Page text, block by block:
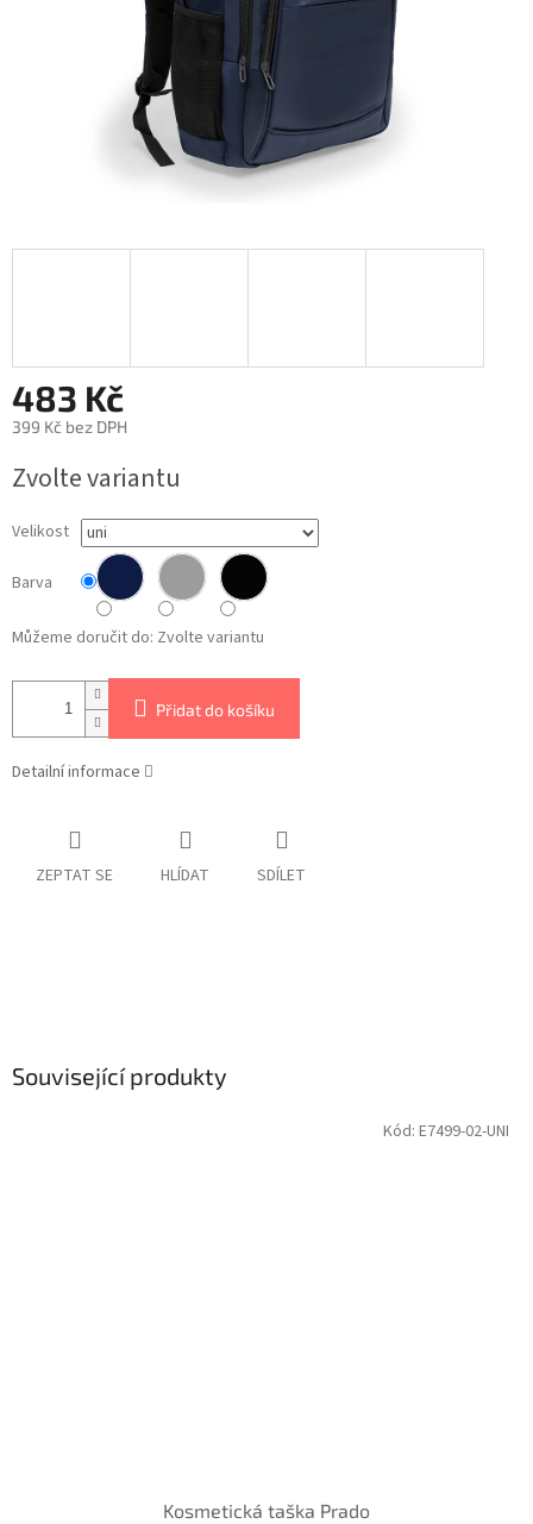
483 Kč
399 Kč bez DPH
cena:
Zvolte variantu
Velikost
Barva
Můžeme doručit do: Zvolte variantu
Přidat do košíku
Detailní informace
ZEPTAT SE HLÍDAT SDÍLET
Související produkty
Kosmetická taška Prado
Kód: E7499-02-UNI